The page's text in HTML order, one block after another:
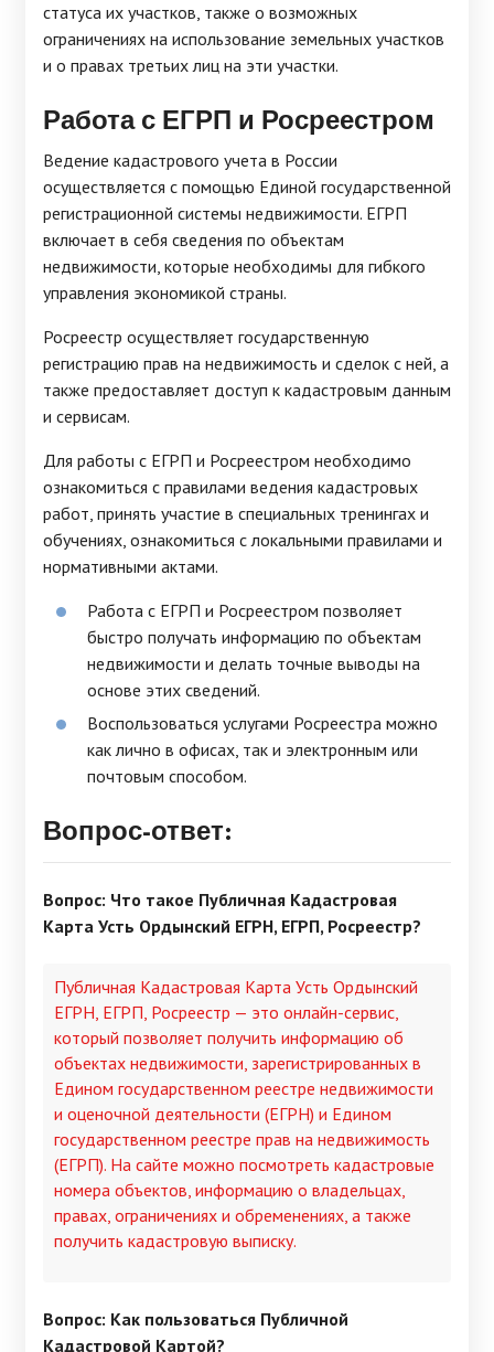
статуса их участков, также о возможных
ограничениях на использование земельных участков
и о правах третьих лиц на эти участки.
Работа с ЕГРП и Росреестром
Ведение кадастрового учета в России
осуществляется с помощью Единой государственной
регистрационной системы недвижимости. ЕГРП
включает в себя сведения по объектам
недвижимости, которые необходимы для гибкого
управления экономикой страны.
Росреестр осуществляет государственную
регистрацию прав на недвижимость и сделок с ней, а
также предоставляет доступ к кадастровым данным
и сервисам.
Для работы с ЕГРП и Росреестром необходимо
ознакомиться с правилами ведения кадастровых
работ, принять участие в специальных тренингах и
обучениях, ознакомиться с локальными правилами и
нормативными актами.
Работа с ЕГРП и Росреестром позволяет
быстро получать информацию по объектам
недвижимости и делать точные выводы на
основе этих сведений.
Воспользоваться услугами Росреестра можно
как лично в офисах, так и электронным или
почтовым способом.
Вопрос-ответ:
Вопрос: Что такое Публичная Кадастровая
Карта Усть Ордынский ЕГРН, ЕГРП, Росреестр?
Публичная Кадастровая Карта Усть Ордынский
ЕГРН, ЕГРП, Росреестр — это онлайн-сервис,
который позволяет получить информацию об
объектах недвижимости, зарегистрированных в
Едином государственном реестре недвижимости
и оценочной деятельности (ЕГРН) и Едином
государственном реестре прав на недвижимость
(ЕГРП). На сайте можно посмотреть кадастровые
номера объектов, информацию о владельцах,
правах, ограничениях и обременениях, а также
получить кадастровую выписку.
Вопрос: Как пользоваться Публичной
Кадастровой Картой?